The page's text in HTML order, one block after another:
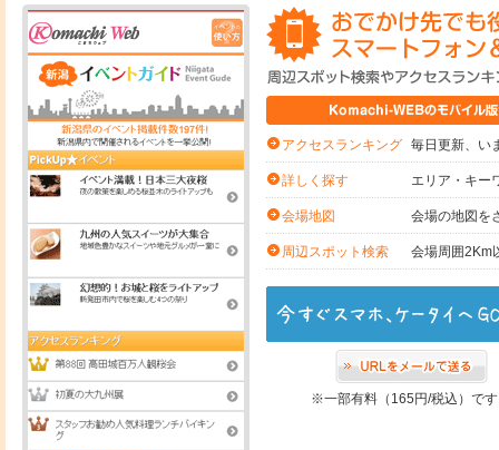
アクセスランキング 毎日更新、い
詳しく探す エリア・キー
会場地図 会場の地図を
周辺スポット検索 会場周囲2Km
※一部有料（165円/税込）で